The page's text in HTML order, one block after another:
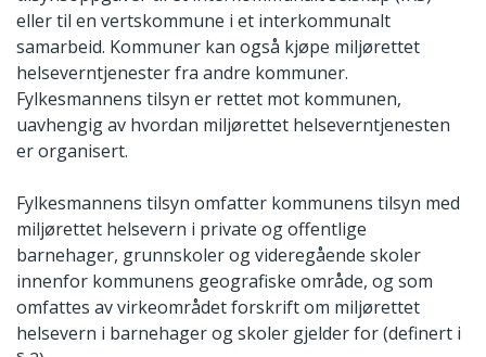
eller til en vertskommune i et interkommunalt
samarbeid. Kommuner kan også kjøpe miljørettet
helseverntjenester fra andre kommuner.
Fylkesmannens tilsyn er rettet mot kommunen,
uavhengig av hvordan miljørettet helseverntjenesten
er organisert.
Fylkesmannens tilsyn omfatter kommunens tilsyn med
miljørettet helsevern i private og offentlige
barnehager, grunnskoler og videregående skoler
innenfor kommunens geografiske område, og som
omfattes av virkeområdet forskrift om miljørettet
helsevern i barnehager og skoler gjelder for (definert i